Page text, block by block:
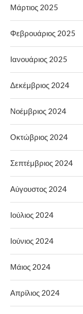
Μάρτιος 2025
Φεβρουάριος 2025
Ιανουάριος 2025
Δεκέμβριος 2024
Νοέμβριος 2024
Οκτώβριος 2024
Σεπτέμβριος 2024
Αύγουστος 2024
Ιούλιος 2024
Ιούνιος 2024
Μάιος 2024
Απρίλιος 2024